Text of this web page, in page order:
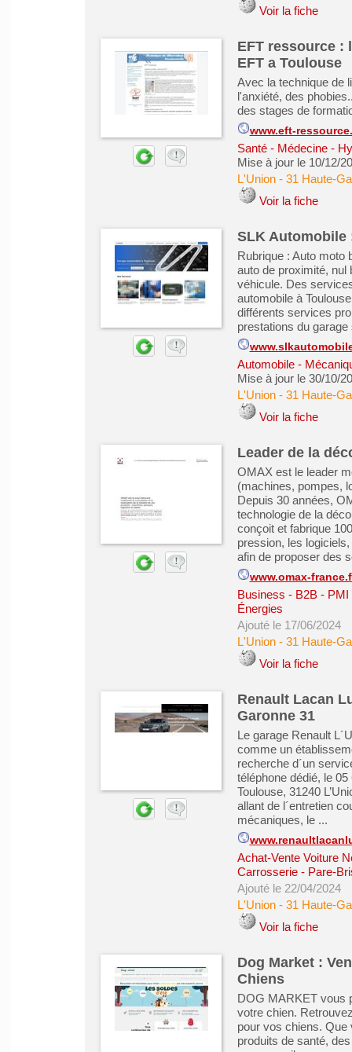
Voir la fiche
EFT ressource :
EFT a Toulouse
Avec la technique de
l'anxiété, des
des stages de
www.eft-
Santé - Médecine -
Mise à jour le 10/12/
L'Union- 31 Haute-
Voir la fiche
SLK Automobile
Rubrique : Auto moto
auto de proximité, nul
véhicule. Des
automobile à
différents services
prestations du
Automobile -
Mise à jour le 30/10/
L'Union- 31 Haute-
Voir la fiche
Leader de la
OMAX est le leader
(machines, pompes,
Depuis 30 années,
technologie de la
conçoit et fabrique
pression, les
afin de proposer des
www.omax-
Business - B2B - PMI
Énergies
Ajouté le 17/06/2024
L'Union- 31 Haute-
Voir la fiche
Renault Lacan
Garonne 31
Le garage Renault
comme un
recherche d´un
téléphone dédié, le
Toulouse, 31240
allant de l´entretien
mécaniques, le ...
Achat-Vente Voiture
Carrosserie - Pare-
Ajouté le 22/04/2024
L'Union- 31 Haute-
Voir la fiche
Dog Market :
Chiens
DOG MARKET vous
votre chien.
pour vos chiens. Que
produits de santé,